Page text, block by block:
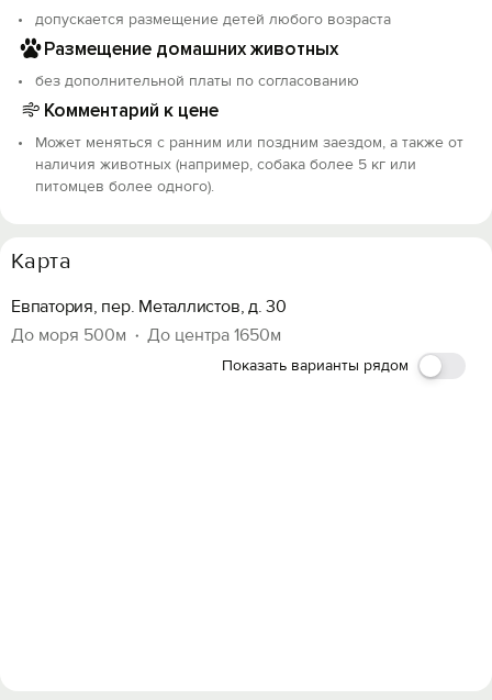
допускается размещение детей любого возраста
Размещение домашних животных
без дополнительной платы по согласованию
Комментарий к цене
Может меняться с ранним или поздним заездом, а также от
наличия животных (например, собака более 5 кг или
питомцев более одного).
Карта
Евпатория, пер. Металлистов, д. 30
До моря 500м
До центра 1650м
Показать варианты рядом